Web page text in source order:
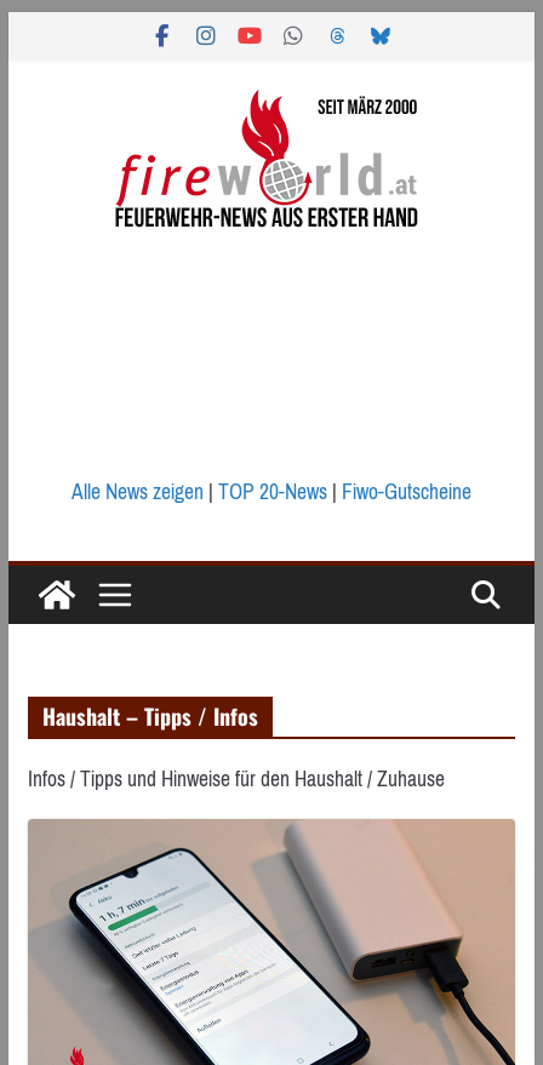
Alle News zeigen|TOP 20-News|Fiwo-Gutscheine
Haushalt – Tipps / Infos
Infos / Tipps und Hinweise für den Haushalt / Zuhause